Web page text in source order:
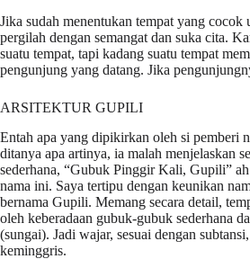
Jika sudah menentukan tempat yang cocok
pergilah dengan semangat dan suka cita.
suatu tempat, tapi kadang suatu tempat
pengunjung yang datang. Jika
ARSITEKTUR GUPILI
Entah apa yang dipikirkan oleh si pemberi
ditanya apa artinya, ia malah menjelaskan
sederhana, “Gubuk Pinggir Kali, Gupili”
nama ini. Saya tertipu dengan keunikan
bernama Gupili. Memang secara detail,
oleh keberadaan gubuk-gubuk sederhana
(sungai). Jadi wajar, sesuai dengan
keminggris.